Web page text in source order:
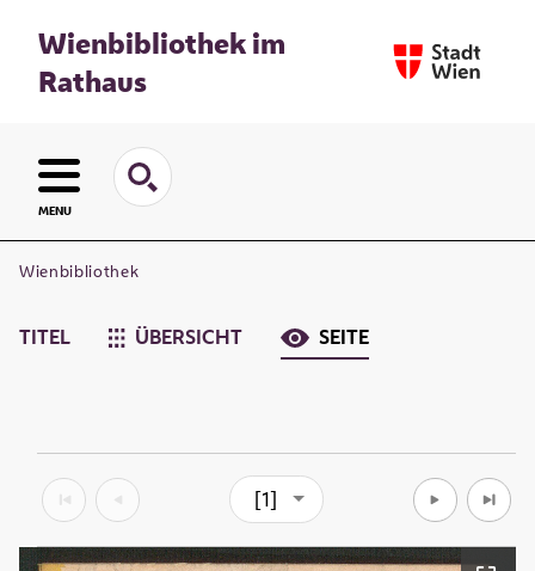
Wienbibliothek im
Rathaus
MENU
Wienbibliothek
TITEL ÜBERSICHT SEITE
[1]